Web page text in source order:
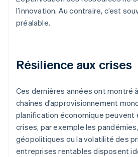
l’innovation. Au contraire, c’est
préalable.
Résilience aux crises
Ces dernières années ont montré
chaînes d’approvisionnement
planification économique peuvent
crises, par exemple les
géopolitiques ou la volatilité des
entreprises rentables disposent